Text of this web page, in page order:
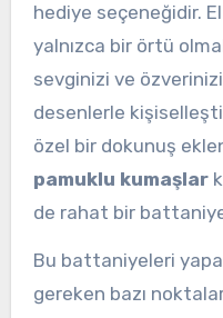
hediye seçeneğidir.
yalnızca bir örtü
sevginizi ve
desenlerle
özel bir dokunuş
pamuklu kumaşlar
de rahat bir
Bu battaniyeleri
gereken bazı